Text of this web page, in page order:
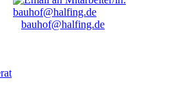
bauhof@halfing.de